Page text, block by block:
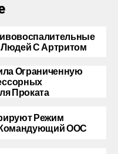
С Артритом
Ограниченную
Проката
Режим
ООС